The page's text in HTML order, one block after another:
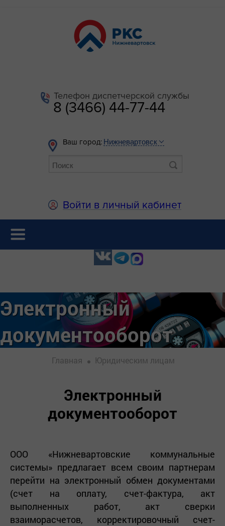
Телефон диспетчерской службы
8 (3466) 44-77-44
Ваш город:
Войти в личный кабинет
Электронный
документооборот
Главная Юридическим лицам
Электронный
документооборот
ООО «Нижневартовские коммунальные
системы» предлагает всем своим партнерам
перейти на электронный обмен документами
(счет на оплату, счет-фактура, акт
выполненных работ, акт сверки
взаиморасчетов, корректировочный счет-